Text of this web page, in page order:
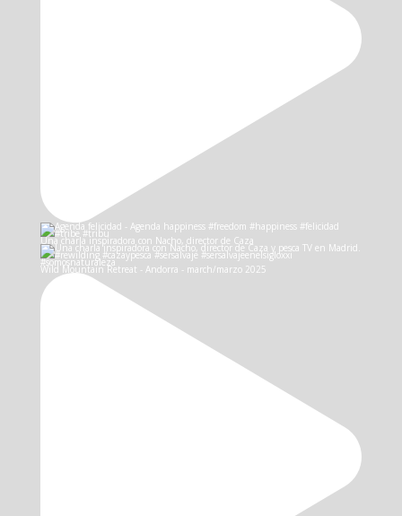
Una charla inspiradora con Nacho, director de Caza
Wild Mountain Retreat - Andorra - march/marzo 2025